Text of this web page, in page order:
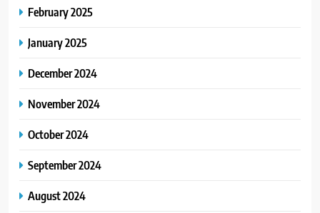
February 2025
January 2025
December 2024
November 2024
October 2024
September 2024
August 2024